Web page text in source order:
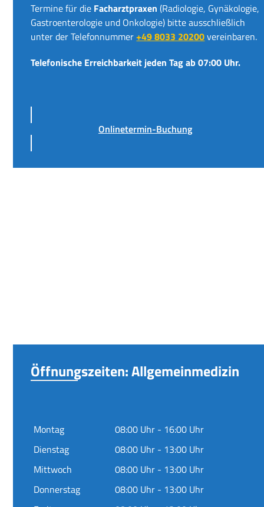
Termine für die Facharztpraxen (Radiologie, Gynäkologie,
Gastroenterologie und Onkologie) bitte ausschließlich
unter der Telefonnummer+49 8033 20200vereinbaren.
Telefonische Erreichbarkeit jeden Tag ab 07:00 Uhr.
Onlinetermin-Buchung
Öffnungszeiten: Allgemeinmedizin
Montag
08:00 Uhr - 16:00 Uhr
Dienstag
08:00 Uhr - 13:00 Uhr
Mittwoch
08:00 Uhr - 13:00 Uhr
Donnerstag
08:00 Uhr - 13:00 Uhr